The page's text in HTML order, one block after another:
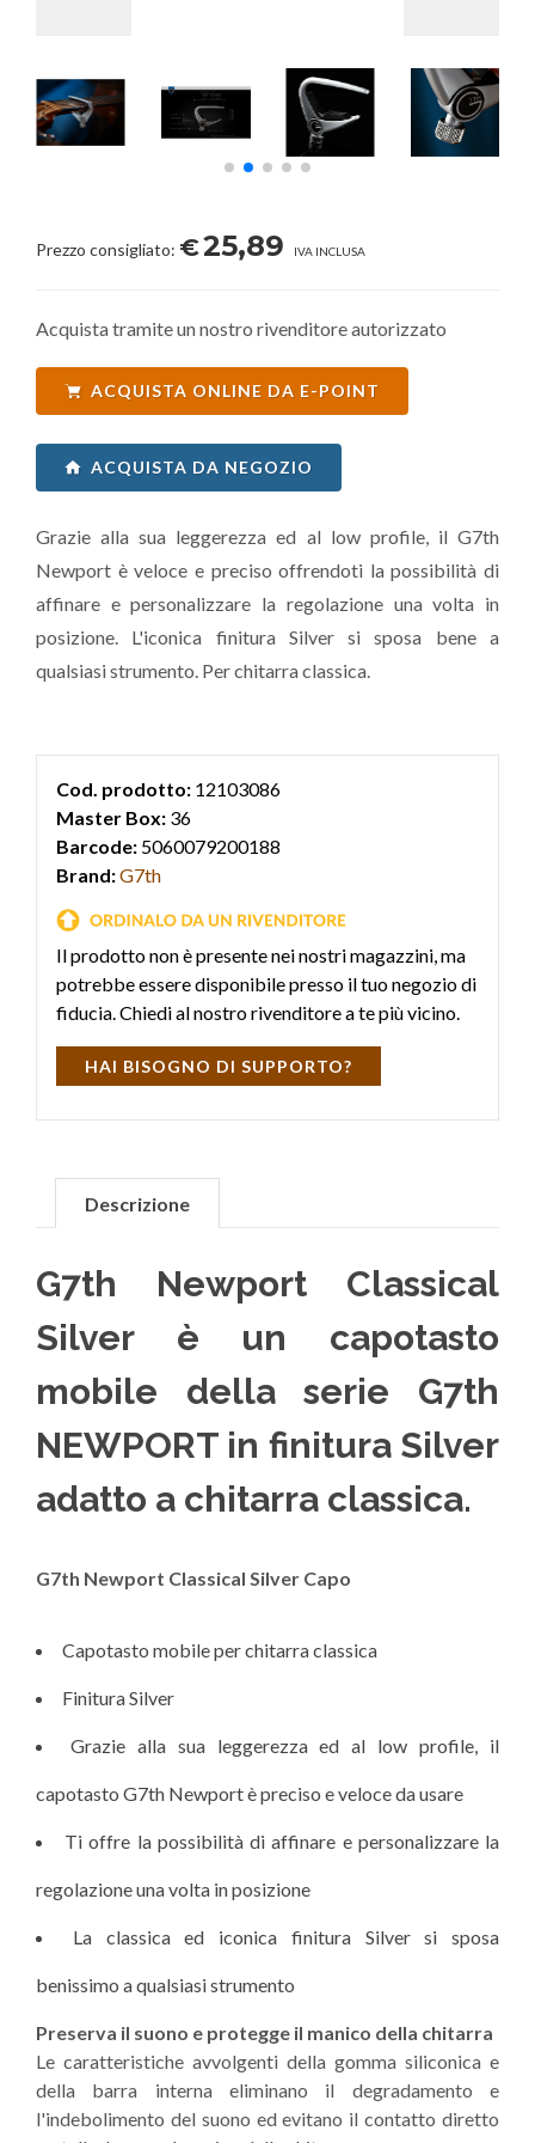
Prezzo consigliato: €25,89 IVA INCLUSA
Acquista tramite un nostro rivenditore autorizzato
ACQUISTA ONLINE DA E-POINT
ACQUISTA DA NEGOZIO
Grazie alla sua leggerezza ed al low profile, il G7th
Newport è veloce e preciso offrendoti la possibilità di
affinare e personalizzare la regolazione una volta in
posizione. L'iconica finitura Silver si sposa bene a
qualsiasi strumento. Per chitarra classica.
Cod. prodotto: 12103086
Master Box: 36
Barcode: 5060079200188
Brand:G7th
Il prodotto non è presente nei nostri magazzini, ma
potrebbe essere disponibile presso il tuo negozio di
fiducia. Chiedi al nostro rivenditore a te più vicino.
HAI BISOGNO DI SUPPORTO?
Descrizione
G7th Newport Classical
Silver è un capotasto
mobile della serie G7th
NEWPORT in finitura Silver
adatto a chitarra classica.
G7th Newport Classical Silver Capo
Capotasto mobile per chitarra classica
Finitura Silver
Grazie alla sua leggerezza ed al low profile, il
capotasto G7th Newport è preciso e veloce da usare
Ti offre la possibilità di affinare e personalizzare la
regolazione una volta in posizione
La classica ed iconica finitura Silver si sposa
benissimo a qualsiasi strumento
Preserva il suono e protegge il manico della chitarra
Le caratteristiche avvolgenti della gomma siliconica e
della barra interna eliminano il degradamento e
l'indebolimento del suono ed evitano il contatto diretto